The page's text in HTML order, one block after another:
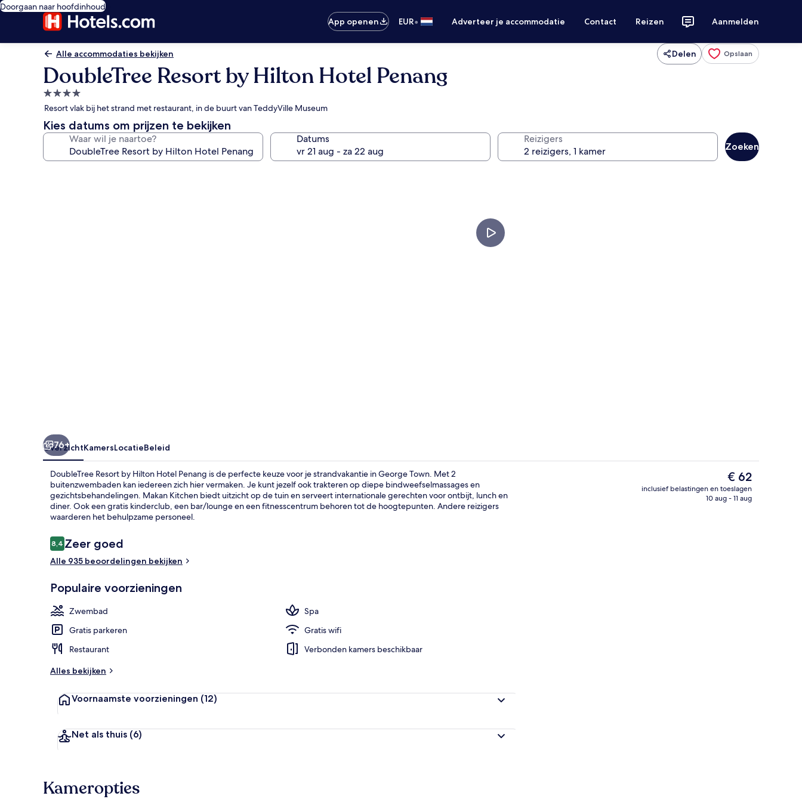
Doorgaan naar hoofdinhoud
App openen
EUR• Adverteer je accommodatie Contact Reizen Aanmelden
Alle accommodaties bekijken Delen Opslaan
DoubleTree Resort by Hilton Hotel Penang
4.0-
sterrenaccommodatie
Resort vlak bij het strand met restaurant, in de buurt van TeddyVille Museum
Kies datums om prijzen te bekijken
Waar wil je naartoe? Datums Reizigers
Zoeken
Exterieur
76+
OverzichtKamersLocatieBeleid
DoubleTree Resort by Hilton Hotel Penang is de perfecte keuze voor je strandvakantie in George Town. Met 2
buitenzwembaden kan iedereen zich hier vermaken. Je kunt jezelf ook trakteren op diepe bindweefselmassages en
gezichtsbehandelingen. Makan Kitchen biedt uitzicht op de tuin en serveert internationale gerechten voor ontbijt, lunch en
diner. Ook een gratis kinderclub, een bar/lounge en een fitnesscentrum behoren tot de hoogtepunten. Andere reizigers
waarderen het behulpzame personeel.
Beoordelingen
8,48,4 op 10 –
Zeer goed
Alle 935 beoordelingen bekijken
Populaire voorzieningen
Zwembad
Spa
Gratis parkeren
Gratis wifi
Restaurant
Verbonden kamers beschikbaar
Alles bekijken
Voornaamste voorzieningen (12)
Net als thuis (6)
De
huidige
prijs
€ 62
inclusief belastingen en toeslagen
10 aug - 11 aug
Kameropties